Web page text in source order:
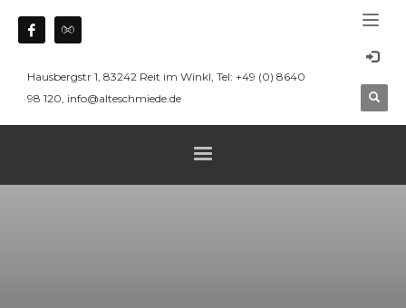
Hausbergstr 1, 83242 Reit im Winkl, Tel: +49 (0) 8640
98 120, info@alteschmiede.de